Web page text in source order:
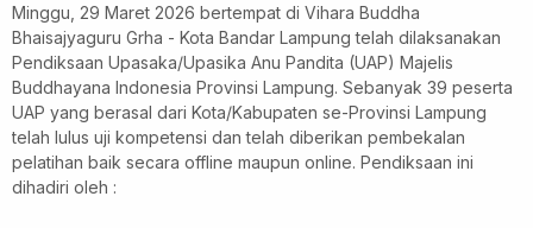
Minggu, 29 Maret 2026 bertempat di Vihara Buddha
Bhaisajyaguru Grha - Kota Bandar Lampung telah dilaksanakan
Pendiksaan Upasaka/Upasika Anu Pandita (UAP) Majelis
Buddhayana Indonesia Provinsi Lampung. Sebanyak 39 peserta
UAP yang berasal dari Kota/Kabupaten se-Provinsi Lampung
telah lulus uji kompetensi dan telah diberikan pembekalan
pelatihan baik secara offline maupun online. Pendiksaan ini
dihadiri oleh :